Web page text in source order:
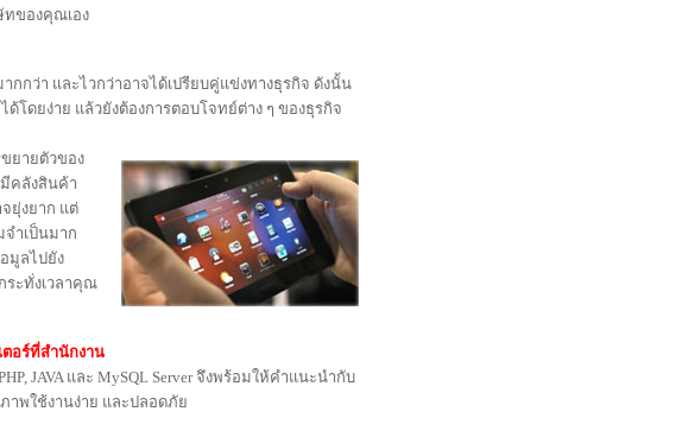
ของคุณเอง
กว่า และไวกว่าอาจได้เปรียบคู่แข่งทางธุรกิจ ดังนั้น
โดยง่าย แล้วยังต้องการตอบโจทย์ต่าง ๆ ของธุรกิจ
ยายตัวของ
คลังสินค้า
ยุ่งยาก แต่
จำเป็นมาก
มูลไปยัง
ระทั่งเวลาคุณ
อร์ที่สำนักงาน
JAVA และ MySQL Server จึงพร้อมให้คำแนะนำกับ
าพใช้งานง่าย และปลอดภัย